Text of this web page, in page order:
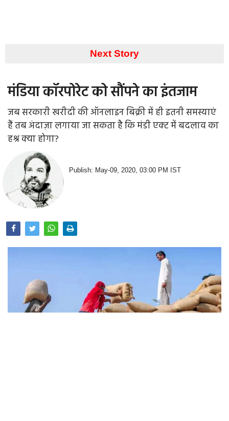
Next Story
मंडिया कॉरपोरेट को सौंपने का इंतजाम
जब सरकारी खरीदी की ऑनलाइन बिक्री में ही इतनी समस्याएं
हैं तब अंदाज़ा लगाया जा सकता है कि मंडी एक्‍ट में बदलाव का
हश्र क्या होगा?
Publish: May-09, 2020, 03:00 PM IST